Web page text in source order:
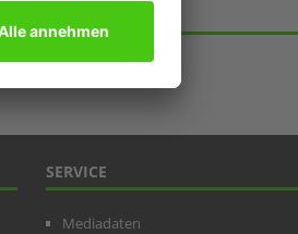
SERVICE
Mediadaten